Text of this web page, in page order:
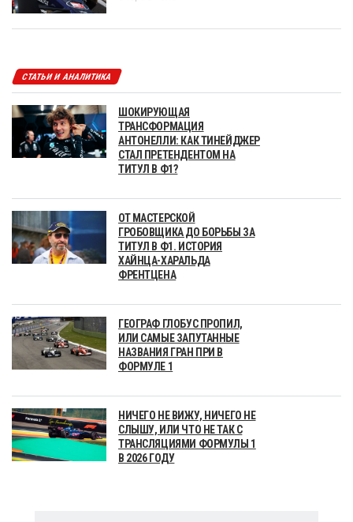
СТАТЬИ И АНАЛИТИКА
ШОКИРУЮЩАЯ
ТРАНСФОРМАЦИЯ
АНТОНЕЛЛИ: КАК ТИНЕЙДЖЕР
СТАЛ ПРЕТЕНДЕНТОМ НА
ТИТУЛ В Ф1?
ОТ МАСТЕРСКОЙ
ГРОБОВЩИКА ДО БОРЬБЫ ЗА
ТИТУЛ В Ф1. ИСТОРИЯ
ХАЙНЦА-ХАРАЛЬДА
ФРЕНТЦЕНА
ГЕОГРАФ ГЛОБУС ПРОПИЛ,
ИЛИ САМЫЕ ЗАПУТАННЫЕ
НАЗВАНИЯ ГРАН ПРИ В
ФОРМУЛЕ 1
НИЧЕГО НЕ ВИЖУ, НИЧЕГО НЕ
СЛЫШУ, ИЛИ ЧТО НЕ ТАК С
ТРАНСЛЯЦИЯМИ ФОРМУЛЫ 1
В 2026 ГОДУ